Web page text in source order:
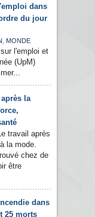
dans
du jour
, MONDE
l'emploi et
(UpM)
la
travail après
la mode.
chez de
être
dans
25 morts